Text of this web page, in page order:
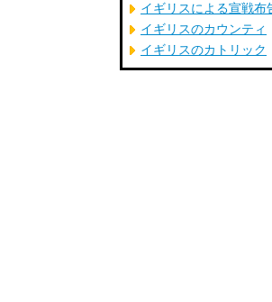
イギリスによる宣戦布
イギリスのカウンティ
イギリスのカトリック